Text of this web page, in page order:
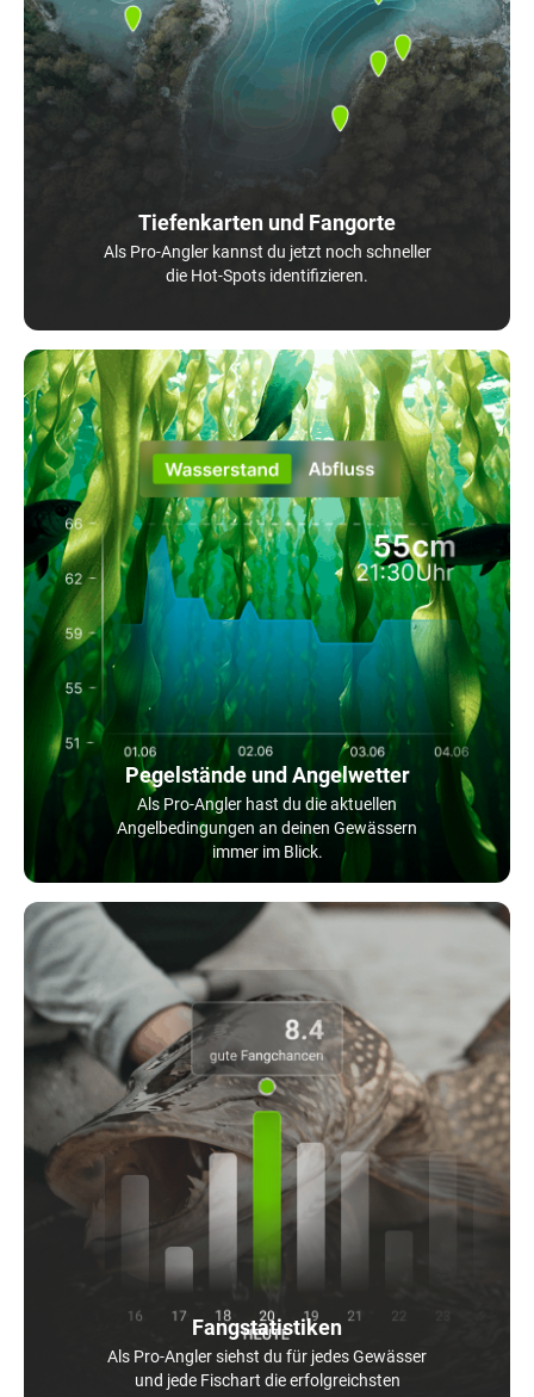
Tiefenkarten und Fangorte
Als Pro-Angler kannst du jetzt noch schneller
die Hot-Spots identifizieren.
Pegelstände und Angelwetter
Als Pro-Angler hast du die aktuellen
Angelbedingungen an deinen Gewässern
immer im Blick.
Fangstatistiken
Als Pro-Angler siehst du für jedes Gewässer
und jede Fischart die erfolgreichsten